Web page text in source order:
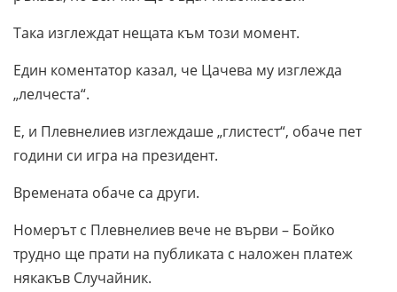
Така изглеждат нещата към този момент.
Един коментатор казал, че Цачева му изглежда
„лелчеста“.
Е, и Плевнелиев изглеждаше „глистест“, обаче пет
години си игра на президент.
Времената обаче са други.
Номерът с Плевнелиев вече не върви – Бойко
трудно ще прати на публиката с наложен платеж
някакъв Случайник.